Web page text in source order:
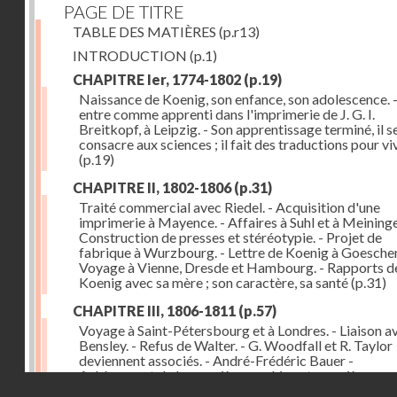
PAGE DE TITRE
TABLE DES MATIÈRES (p.r13)
INTRODUCTION (p.1)
CHAPITRE Ier, 1774-1802 (p.19)
Naissance de Koenig, son enfance, son adolescence.
entre comme apprenti dans l'imprimerie de J. G. I.
Breitkopf, à Leipzig. - Son apprentissage terminé, il
consacre aux sciences ; il fait des traductions pour
(p.19)
CHAPITRE II, 1802-1806(p.31)
Traité commercial avec Riedel. - Acquisition d'une
imprimerie à Mayence. - Affaires à Suhl et à
Construction de presses et stéréotypie. - Projet de
fabrique à Wurzbourg. - Lettre de Koenig à
Voyage à Vienne, Dresde et Hambourg. - Rapports
Koenig avec sa mère ; son caractère, sa santé(p.31)
CHAPITRE III, 1806-1811 (p.57)
Voyage à Saint-Pétersbourg et à Londres. - Liaison
Bensley. - Refus de Walter. - G. Woodfall et R. Taylor
deviennent associés. - André-Frédéric Bauer -
Achèvement de la première machine et premières